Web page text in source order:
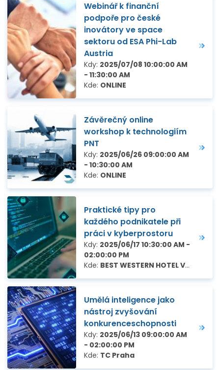
Webinář k finanční
podpoře pro české
inovátory ve space
sektoru od ESA Phi-Lab
Austria
Kdy: 2025/07/08 10:00:00 AM
- 11:30:00 AM
Kde: ONLINE
Závěrečný online
workshop k technologiím
PNT
Kdy: 2025/06/26 09:00:00 AM
- 10:30:00 AM
Kde: ONLINE
Praktické tipy pro
každého podnikatele při
práci v kyberprostoru
Kdy: 2025/06/17 10:30:00 AM -
02:00:00 PM
Kde: BEST WESTERN HOTEL Vista, Kpt. Vajdy 3046/2, Ostrava - jih
Umělá inteligence jako
nástroj zvyšování
konkurenceschopnosti
Kdy: 2025/06/13 09:00:00 AM
- 02:00:00 PM
Kde: TC Praha